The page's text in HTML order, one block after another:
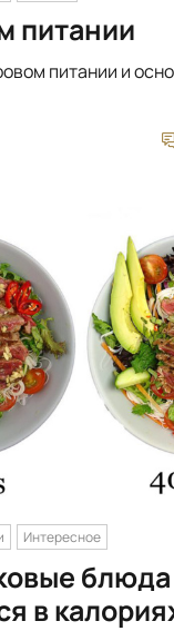
питании
питании и
Интересное
в